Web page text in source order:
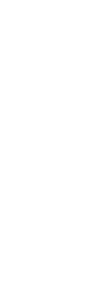
att hantera
vid en
med kunder,
att vidta